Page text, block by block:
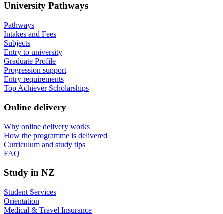
University Pathways
Pathways
Intakes and Fees
Subjects
Entry to university
Graduate Profile
Progression support
Entry requirements
Top Achiever Scholarships
Online delivery
Why online delivery works
How the programme is delivered
Curriculum and study tips​
FAQ
Study in NZ
Student Services
Orientation
Medical & Travel Insurance